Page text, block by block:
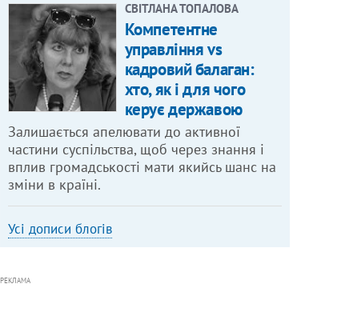
СВІТЛАНА ТОПАЛОВА
Компетентне
управління vs
кадровий балаган:
хто, як і для чого
керує державою
Залишається апелювати до активної
частини суспільства, щоб через знання і
вплив громадськості мати якийсь шанс на
зміни в країні.
Усі дописи блогів
РЕКЛАМА